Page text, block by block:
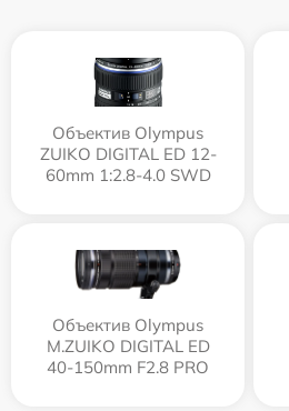
Объектив Olympus
ZUIKO DIGITAL ED 12-
60mm 1:2.8-4.0 SWD
Объектив Olympus
M.ZUIKO DIGITAL ED
40-150mm F2.8 PRO